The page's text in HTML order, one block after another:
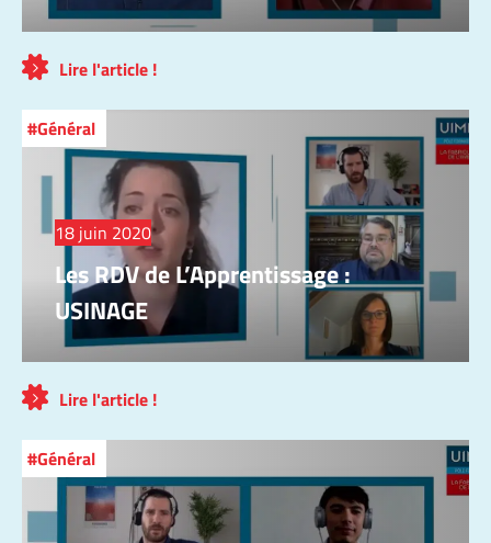
Lire l'article !
Général
18 juin 2020
Les RDV de L’Apprentissage :
USINAGE
Lire l'article !
Général